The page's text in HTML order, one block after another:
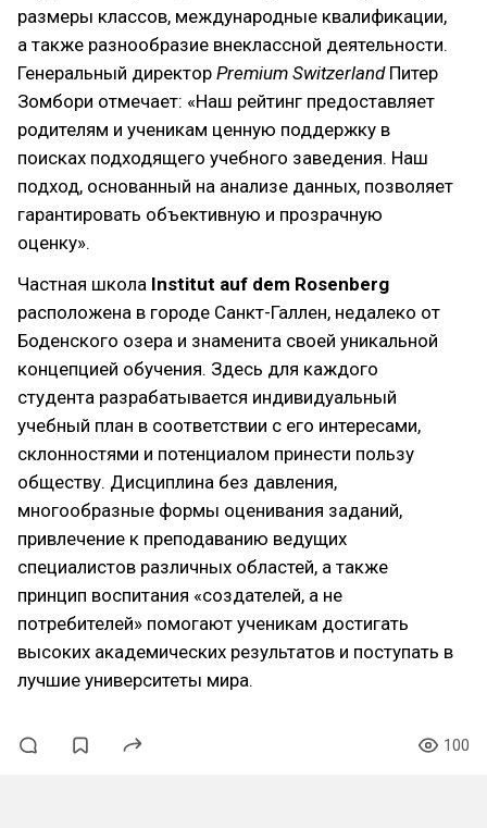
размеры классов, международные квалификации,
а также разнообразие внеклассной деятельности.
Генеральный директор Premium SwitzerlandПитер
Зомбори отмечает: «Наш рейтинг предоставляет
родителям и ученикам ценную поддержку в
поисках подходящего учебного заведения. Наш
подход, основанный на анализе данных, позволяет
гарантировать объективную и прозрачную
оценку».
Частная школа Institut auf dem Rosenberg
расположена в городе Санкт-Галлен, недалеко от
Боденского озера и знаменита своей уникальной
концепцией обучения. Здесь для каждого
студента разрабатывается индивидуальный
учебный план в соответствии с его интересами,
склонностями и потенциалом принести пользу
обществу. Дисциплина без давления,
многообразные формы оценивания заданий,
привлечение к преподаванию ведущих
специалистов различных областей, а также
принцип воспитания «создателей, а не
потребителей» помогают ученикам достигать
высоких академических результатов и поступать в
лучшие университеты мира.
100